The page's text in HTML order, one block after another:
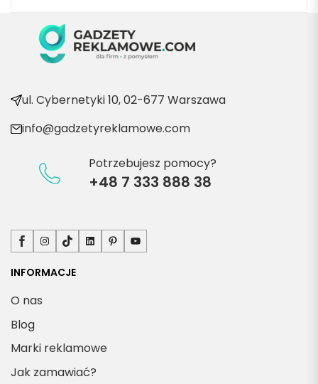
ul. Cybernetyki 10, 02-677 Warszawa
info@gadzetyreklamowe.com
Potrzebujesz pomocy?
+48 7 333 888 38
Facebook
Instagram
TikTokLinkedInPinterestYouTube
INFORMACJE
O nas
Blog
Marki reklamowe
Jak zamawiać?